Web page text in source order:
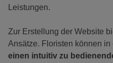
Leistungen.
Zur Erstellung der Website
Ansätze. Floristen können in
einen intuitiv zu